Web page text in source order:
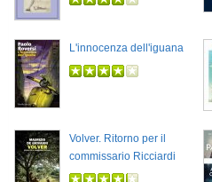
L'innocenza dell'iguana
Volver. Ritorno per il
commissario Ricciardi